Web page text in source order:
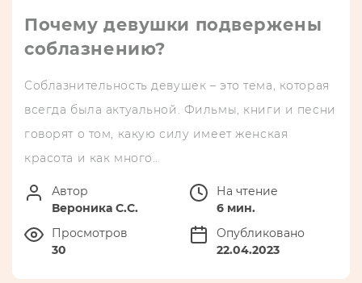
Почему девушки подвержены
соблазнению?
Соблазнительность девушек – это тема, которая
всегда была актуальной. Фильмы, книги и песни
говорят о том, какую силу имеет женская
красота и как много…
Автор
Вероника С.С.
На чтение
6 мин.
Просмотров
30
Опубликовано
22.04.2023